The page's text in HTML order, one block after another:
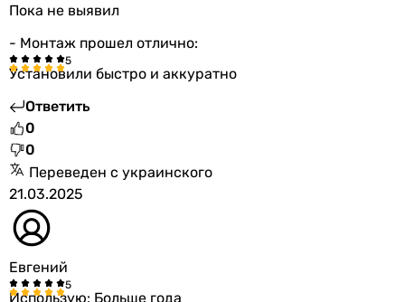
Пока не выявил
- Монтаж прошел отлично:
Установили быстро и аккуратно
Ответить
0
0
Переведен с украинского
21.03.2025
Евгений
Использую: Больше года